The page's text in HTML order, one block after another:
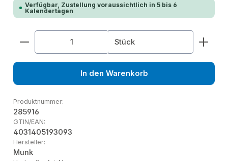
Verfügbar, Zustellung voraussichtlich in 5 bis 6
Kalendertagen
Produkt Anzahl: Gib den gewünschten Wert
Stück
In den Warenkorb
Produktnummer:
285916
GTIN/EAN:
4031405193093
Hersteller:
Munk